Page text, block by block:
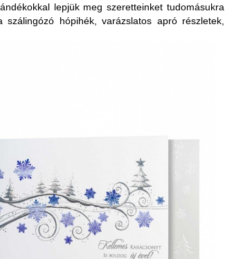
lepjük meg szeretteinket tudomásukra
hópihék, varázslatos apró részletek,